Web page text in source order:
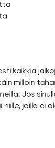
kaikkia
milloin
Jos
joilla ei